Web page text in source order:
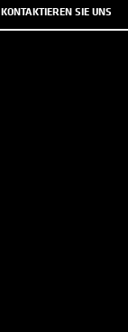
KONTAKTIEREN SIE UNS